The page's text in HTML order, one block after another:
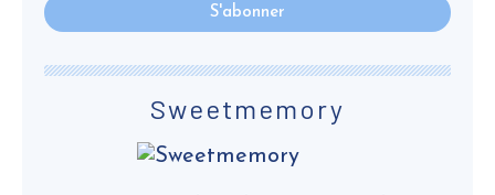
Sweetmemory